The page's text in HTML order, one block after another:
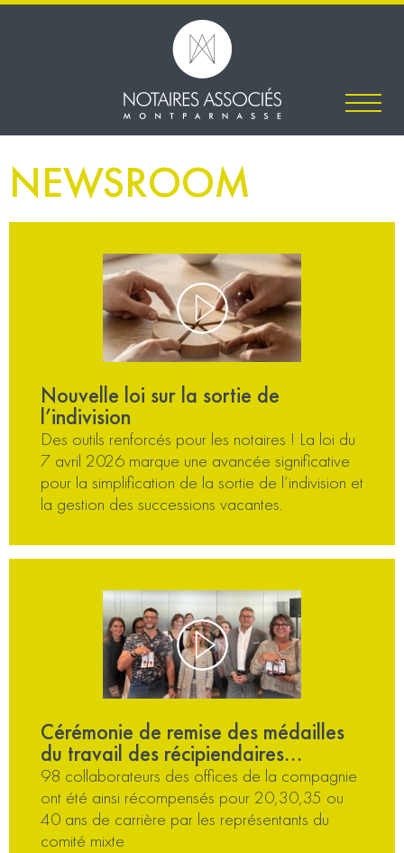
NEWSROOM
Nouvelle loi sur la sortie de
l’indivision
Des outils renforcés pour les notaires ! La loi du
7 avril 2026 marque une avancée significative
pour la simplification de la sortie de l’indivision et
la gestion des successions vacantes.
Cérémonie de remise des médailles
du travail des récipiendaires...
98 collaborateurs des offices de la compagnie
ont été ainsi récompensés pour 20,30,35 ou
40 ans de carrière par les représentants du
comité mixte